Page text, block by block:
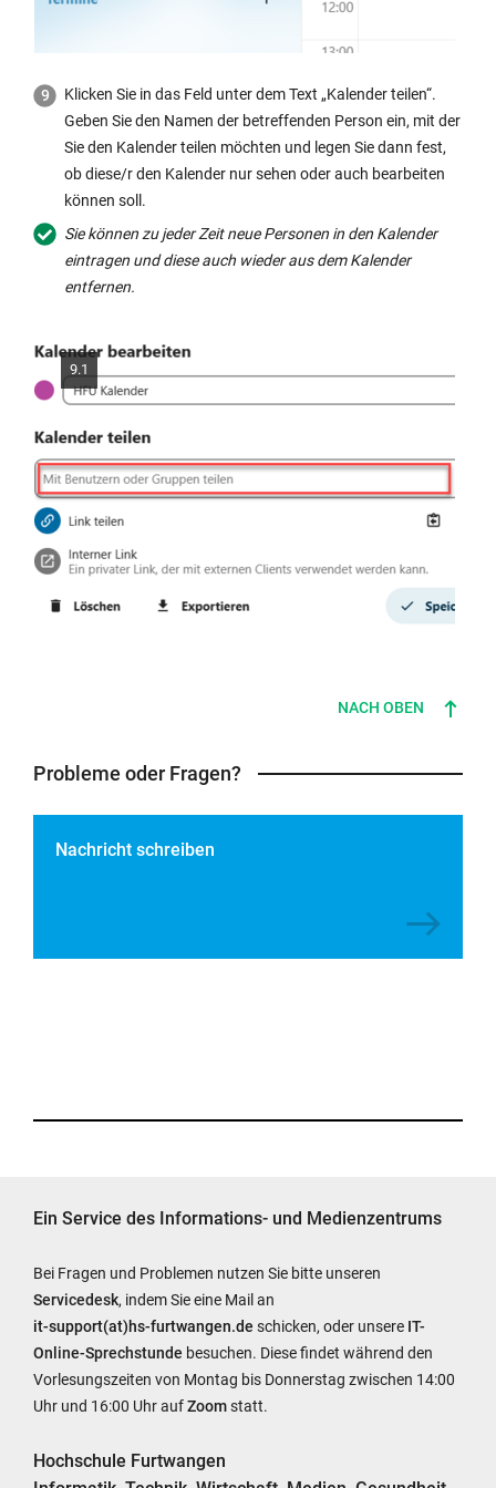
Klicken Sie in das Feld unter dem Text „Kalender teilen“.
Geben Sie den Namen der betreffenden Person ein, mit der
Sie den Kalender teilen möchten und legen Sie dann fest,
ob diese/r den Kalender nur sehen oder auch bearbeiten
können soll.
Sie können zu jeder Zeit neue Personen in den Kalender
eintragen und diese auch wieder aus dem Kalender
entfernen.
9.1
NACH OBEN
Probleme oder Fragen?
Nachricht schreiben
Ein Service des Informations- und Medienzentrums
Bei Fragen und Problemen nutzen Sie bitte unseren
Servicedesk, indem Sie eine Mail an
it-support(at)hs-furtwangen.de schicken, oder unsere IT-
Online-Sprechstunde besuchen. Diese findet während den
Vorlesungszeiten von Montag bis Donnerstag zwischen 14:00
Uhr und 16:00 Uhr aufZoomstatt.
Hochschule Furtwangen